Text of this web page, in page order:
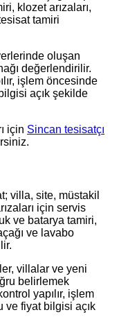
klozet arızaları,
tamiri
oluşan
değerlendirilir.
işlem öncesinde
açık şekilde
için Sincan tesisatçı
villa, site, müstakil
için servis
ve batarya tamiri,
ve lavabo
villalar ve yeni
belirlemek
yapılır, işlem
ve fiyat bilgisi açık